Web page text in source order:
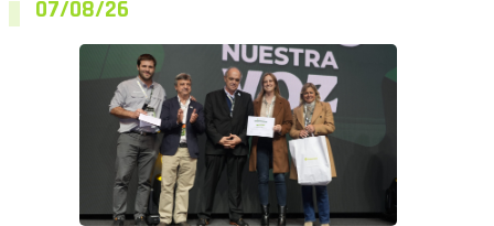
07/08/26